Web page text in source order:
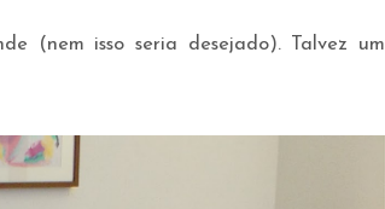
(nem isso seria desejado). Talvez um